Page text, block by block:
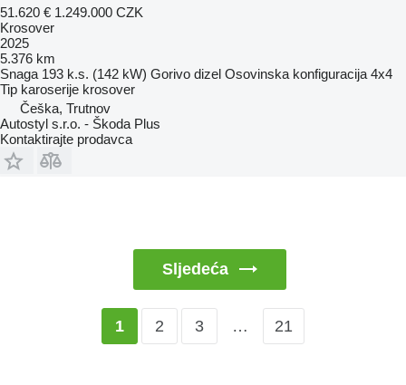
51.620 € 1.249.000 CZK
Krosover
2025
5.376 km
Snaga 193 k.s. (142 kW) Gorivo dizel Osovinska konfiguracija 4x4
Tip karoserije krosover
Češka, Trutnov
Autostyl s.r.o. - Škoda Plus
Kontaktirajte prodavca
Sljedeća
1 2 3 … 21